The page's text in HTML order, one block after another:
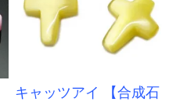
キャッツアイ 【合成石